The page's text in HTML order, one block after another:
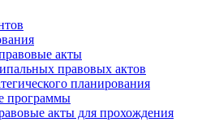
акты
правовых актов
планирования
программы
акты для прохождения